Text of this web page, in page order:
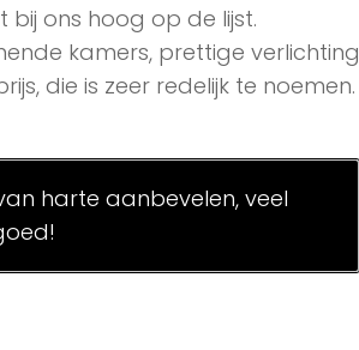
ons hoog op de lijst.
kamers, prettige verlichting
die is zeer redelijk te noemen.
harte aanbevelen, veel